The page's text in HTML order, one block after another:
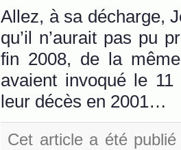
Allez, à sa décharge,
qu’il n’aurait pas pu
fin 2008, de la
avaient invoqué le
leur décès en 2001…
Cet article a été